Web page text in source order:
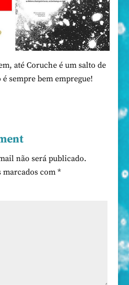
até Coruche é um salto de
sempre bem empregue!
não será publicado.
marcados com *